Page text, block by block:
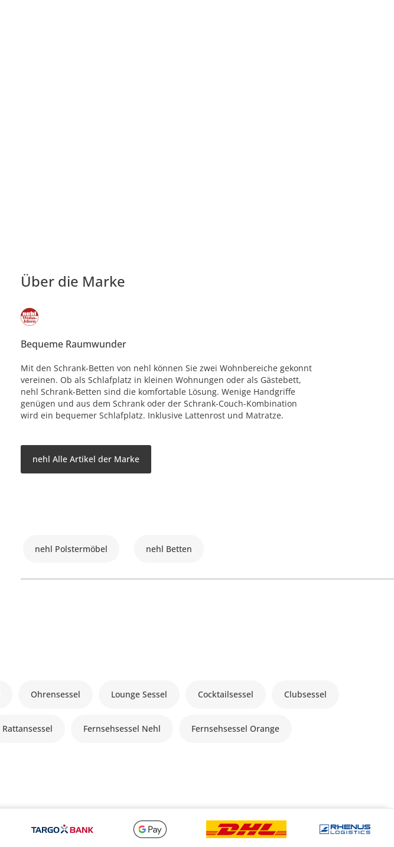
Über die Marke
Bequeme Raumwunder
Mit den Schrank-Betten von nehl können Sie zwei Wohnbereiche gekonnt
vereinen. Ob als Schlafplatz in kleinen Wohnungen oder als Gästebett,
nehl Schrank-Betten sind die komfortable Lösung. Wenige Handgriffe
genügen und aus dem Schrank oder der Schrank-Couch-Kombination
wird ein bequemer Schlafplatz. Inklusive Lattenrost und Matratze.
nehl Alle Artikel der Marke
nehl Polstermöbel nehl Betten
Ohrensessel Lounge Sessel Cocktailsessel Clubsessel
Rattansessel Fernsehsessel Nehl Fernsehsessel Orange